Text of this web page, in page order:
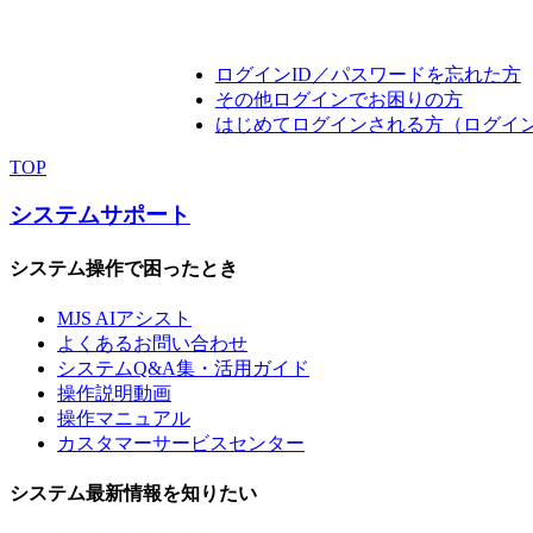
ログインID／パスワードを忘れた方
その他ログインでお困りの方
はじめてログインされる方（ログイ
TOP
システムサポート
システム操作で困ったとき
MJS AIアシスト
よくあるお問い合わせ
システムQ&A集・活用ガイド
操作説明動画
操作マニュアル
カスタマーサービスセンター
システム最新情報を知りたい